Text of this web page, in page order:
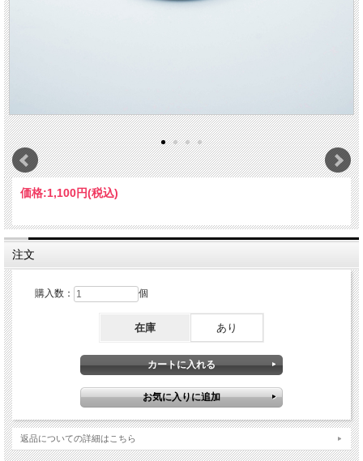
価格:1,100円(税込)
注文
購入数： 個
在庫 あり
返品についての詳細はこちら